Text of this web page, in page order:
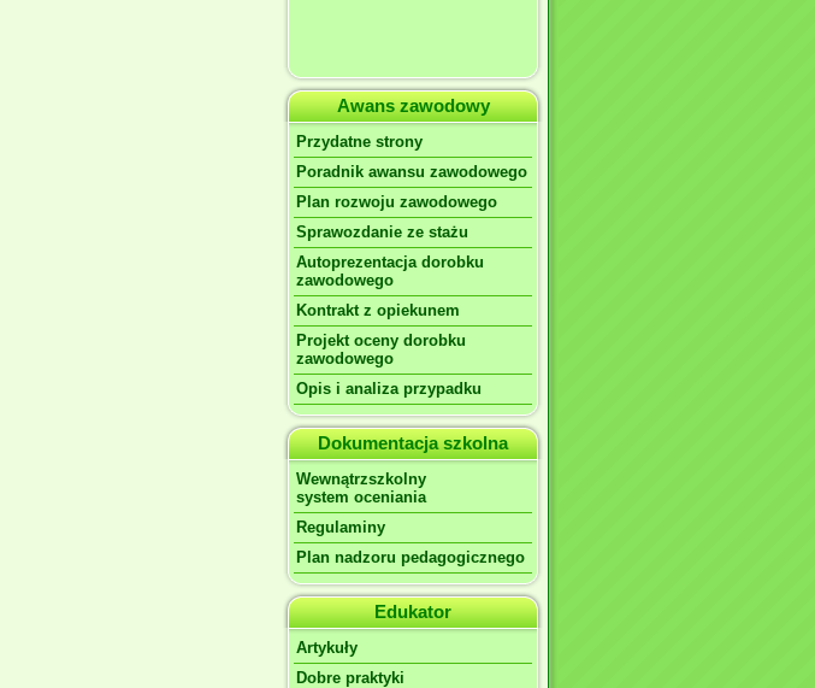
Awans zawodowy
Przydatne strony
Poradnik awansu zawodowego
Plan rozwoju zawodowego
Sprawozdanie ze stażu
Autoprezentacja dorobku
zawodowego
Kontrakt z opiekunem
Projekt oceny dorobku
zawodowego
Opis i analiza przypadku
Dokumentacja szkolna
Wewnątrzszkolny
system oceniania
Regulaminy
Plan nadzoru pedagogicznego
Edukator
Artykuły
Dobre praktyki